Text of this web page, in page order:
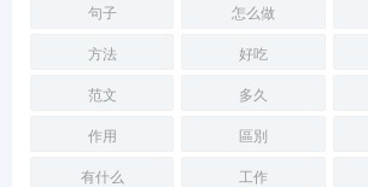
句子
怎么做
方法
好吃
范文
多久
作用
區別
有什么
工作